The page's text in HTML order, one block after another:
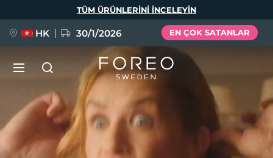
TÜM ÜRÜNLERINI INCELEYIN
HK 30/1/2026 EN ÇOK SATANLAR
YENİ
LUNA™ 4
Anti-aging massage
LUNA™ 4 Plus
Dil Seçimi